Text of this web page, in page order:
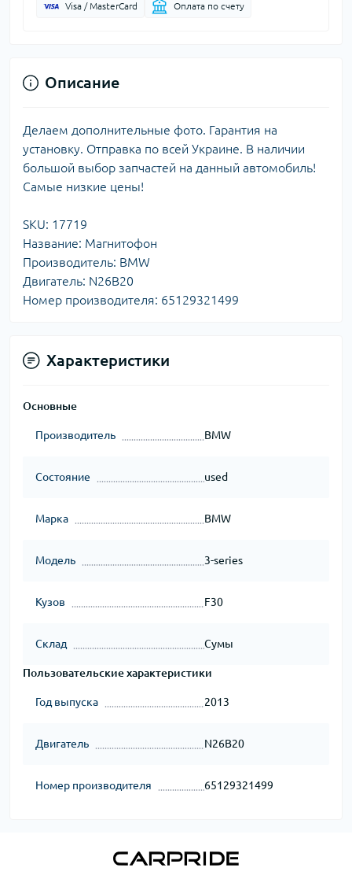
Visa / MasterCard Оплата по счету
Описание
Делаем дополнительные фото. Гарантия на
установку. Отправка по всей Украине. В наличии
большой выбор запчастей на данный автомобиль!
Самые низкие цены!
SKU: 17719
Название: Магнитофон
Производитель: BMW
Двигатель: N26B20
Номер производителя: 65129321499
Характеристики
Основные
Производитель BMW
Состояние used
Марка BMW
Модель 3-series
Кузов F30
Склад Сумы
Пользовательские характеристики
Год выпуска 2013
Двигатель N26B20
Номер производителя 65129321499